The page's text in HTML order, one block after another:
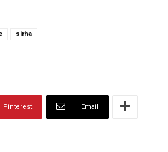
sirha
Pinterest Email